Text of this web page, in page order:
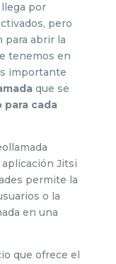
por
pero
para abrir la
tenemos en
importante
que se
para cada
aplicación Jitsi
permite la
o la
en una
que ofrece el